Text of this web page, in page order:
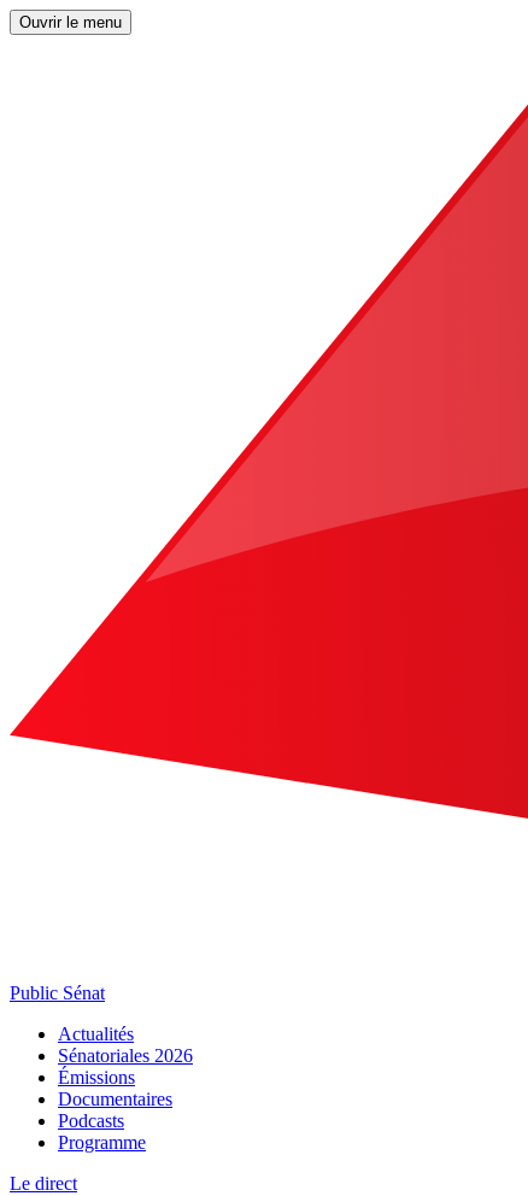
Ouvrir le menu
Public Sénat
Actualités
Sénatoriales 2026
Émissions
Documentaires
Podcasts
Programme
Le direct